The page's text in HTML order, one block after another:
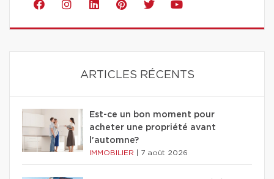
ARTICLES RÉCENTS
Est-ce un bon moment pour
acheter une propriété avant
l'automne?
IMMOBILIER 7 août 2026